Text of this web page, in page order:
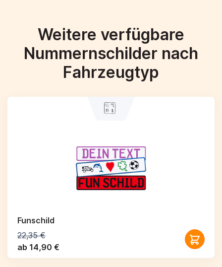
Weitere verfügbare
Nummernschilder nach
Fahrzeugtyp
Funschild
22,35 €
ab 14,90 €